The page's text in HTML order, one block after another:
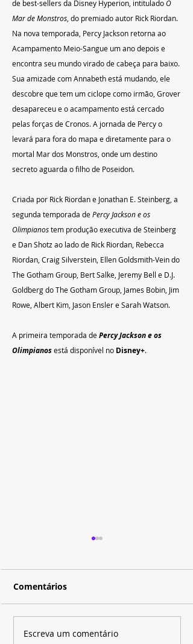
de best-sellers da Disney Hyperion, intitulado O
Mar de Monstros , do premiado autor Rick Riordan.
Na nova temporada, Percy Jackson retorna ao
Acampamento Meio-Sangue um ano depois e
encontra seu mundo virado de cabeça para baixo.
Sua amizade com Annabeth está mudando, ele
descobre que tem um ciclope como irmão, Grover
desapareceu e o acampamento está cercado
pelas forças de Cronos. A jornada de Percy o
levará para fora do mapa e diretamente para o
mortal Mar dos Monstros, onde um destino
secreto aguarda o filho de Poseidon.
Criada por Rick Riordan e Jonathan E. Steinberg, a
segunda temporada de Percy Jackson e os
Olimpianos tem produção executiva de Steinberg
e Dan Shotz ao lado de Rick Riordan, Rebecca
Riordan, Craig Silverstein, Ellen Goldsmith-Vein do
The Gotham Group, Bert Salke, Jeremy Bell e D.J.
Goldberg do The Gotham Group, James Bobin, Jim
Rowe, Albert Kim, Jason Ensler e Sarah Watson.
A primeira temporada de Percy Jackson e os
Olimpianosestá disponível no Disney+.
Jornada Do Herói: Nos
Comentários
Escreva um comentário